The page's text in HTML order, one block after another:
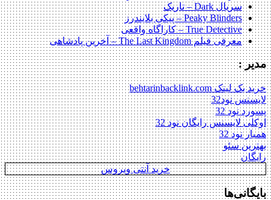
سریال Dark – تاریک
Peaky Blinders – پیکی بلایندرز
True Detective – کاراگاه واقعی
معرفی فیلم The Last Kingdom – آخرین پادشاهی
مدیر :
خرید بک لینک behtarinbacklink.com
لایسنس نود32
پسورد نود 32
اوکلی لایسنس رایگان نود 32
همیار نود 32
بهترین سئو
رایگان
خرید آنتی ویروس
بایگانی‌ها